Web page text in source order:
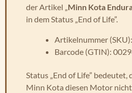
der Artikel „Minn Kota
in dem Status „End of Life”.
Artikelnummer
Barcode (GTIN):
Status „End of Life” bedeutet,
Minn Kota diesen Motor